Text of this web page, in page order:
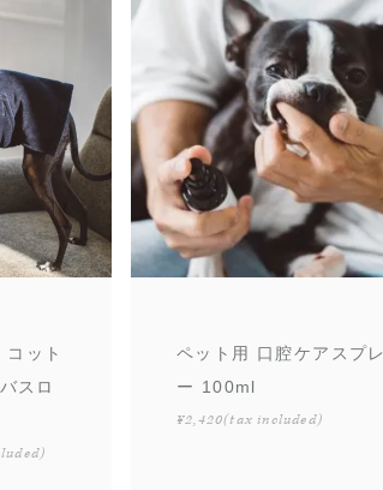
ット
スロ
ペット用 口腔ケアスプレ
ー 100ml
¥2,420(tax included)